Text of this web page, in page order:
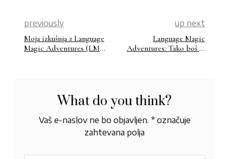
previously
Moja izkušnja z Language
Magic Adventures (LMA):
up next
Language Magic
Adventures: Tako boš iz
What do you think?
Vaš e-naslov ne bo objavljen. *označuje
zahtevana polja